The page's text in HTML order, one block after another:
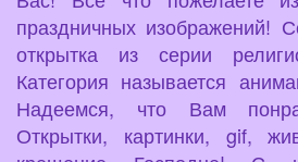
праздничных изображений!
открытка из серии
Категория называется
Надеемся, что Вам
Открытки, картинки, gif,